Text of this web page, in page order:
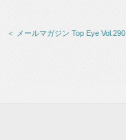
＜ メールマガジン Top Eye Vol.290